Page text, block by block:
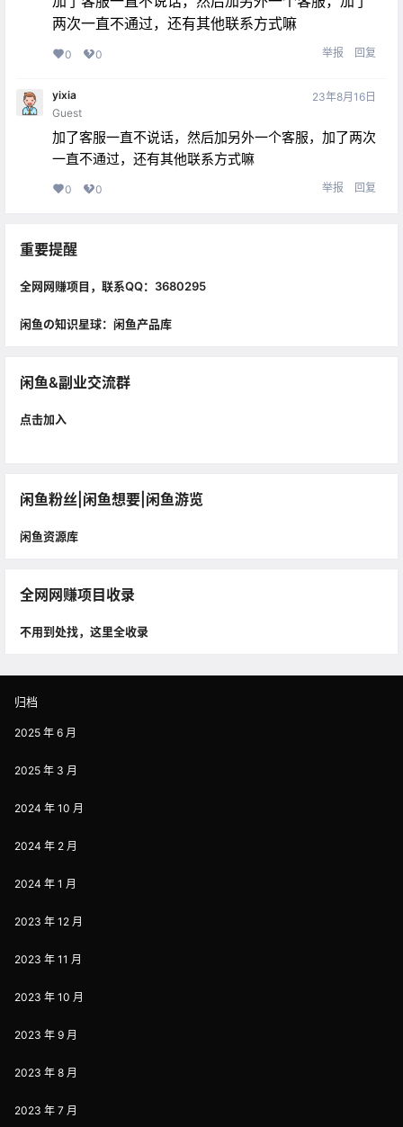
两次一直不通过，还有其他联系方式嘛
0 0 举报 回复
yixia
Guest
23年8月16日
加了客服一直不说话，然后加另外一个客服，加了两次
一直不通过，还有其他联系方式嘛
0 0 举报 回复
重要提醒
全网网赚项目，联系QQ：3680295
闲鱼の知识星球：闲鱼产品库
闲鱼&副业交流群
点击加入
闲鱼粉丝|闲鱼想要|闲鱼游览
闲鱼资源库
全网网赚项目收录
不用到处找，这里全收录
归档
2025 年 6 月
2025 年 3 月
2024 年 10 月
2024 年 2 月
2024 年 1 月
2023 年 12 月
2023 年 11 月
2023 年 10 月
2023 年 9 月
2023 年 8 月
2023 年 7 月